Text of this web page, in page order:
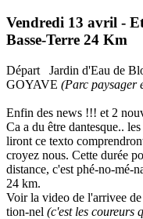
Vendredi 13 avril -
Basse-Terre 24 Km
Départ Jardin d'Eau de
GOYAVE (Parc paysager
Enfin des news !!! et 2
Ca a du être dantesque..
liront ce texto
croyez nous. Cette durée
distance, c'est phé-no-mé-
24 km.
Voir la video de l'arrivee
tion-nel (c'est les coureurs